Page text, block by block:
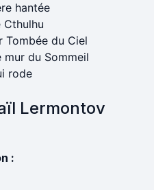
hantée
Cthulhu
Tombée du Ciel
mur du Sommeil
rode
Lermontov
: